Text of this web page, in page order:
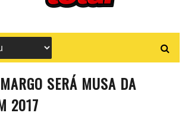
SERÁ MUSA DA
2017